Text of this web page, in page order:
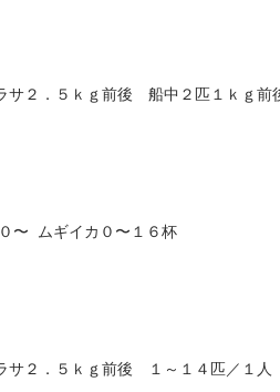
２．５ｋｇ前後 船中２匹１ｋｇ前
〜 ムギイカ０〜１６杯
２．５ｋｇ前後 １～１４匹／１人